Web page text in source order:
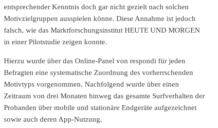
entsprechender Kenntnis doch gar nicht gezielt nach solchen
Motivzielgruppen ausspielen könne. Diese Annahme ist jedoch
falsch, wie das Marktforschungsinstitut HEUTE UND MORGEN
in einer Pilotstudie zeigen konnte.
Hierzu wurde über das Online-Panel von respondi für jeden
Befragten eine systematische Zuordnung des vorherrschenden
Motivtyps vorgenommen. Nachfolgend wurde über einen
Zeitraum von drei Monaten hinweg das gesamte Surfverhalten der
Probanden über mobile und stationäre Endgeräte aufgezeichnet
sowie auch deren App-Nutzung.